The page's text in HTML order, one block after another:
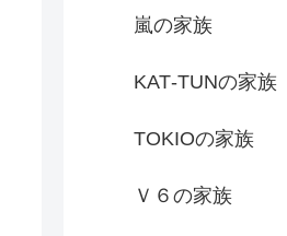
嵐の家族
KAT‐TUNの家族
TOKIOの家族
Ｖ６の家族